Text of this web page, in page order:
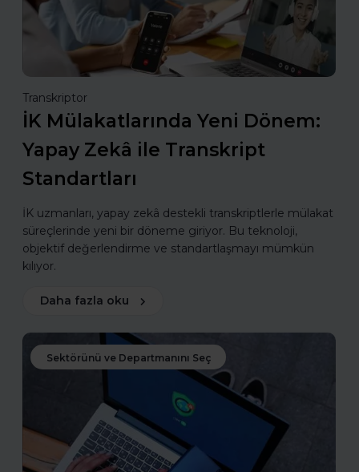
Transkriptor
İK Mülakatlarında Yeni Dönem:
Yapay Zekâ ile Transkript
Standartları
İK uzmanları, yapay zekâ destekli transkriptlerle mülakat
süreçlerinde yeni bir döneme giriyor. Bu teknoloji,
objektif değerlendirme ve standartlaşmayı mümkün
kılıyor.
Daha fazla oku
Sektörünü ve Departmanını Seç